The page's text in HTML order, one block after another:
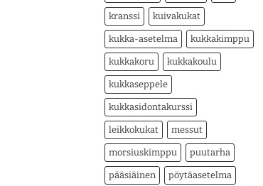
kranssi kuivakukat
kukka-asetelma kukkakimppu
kukkakoru kukkakoulu
kukkaseppele
kukkasidontakurssi
leikkokukat messut
morsiuskimppu puutarha
pääsiäinen pöytäasetelma